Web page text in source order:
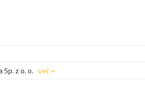
Sp. z o. o. več